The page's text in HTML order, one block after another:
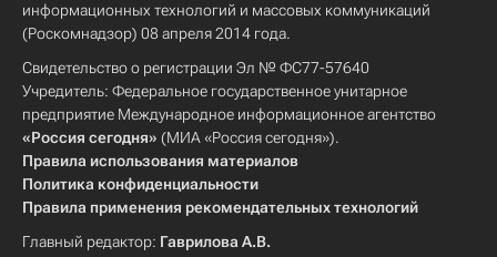
информационных технологий и массовых коммуникаций
(Роскомнадзор) 08 апреля 2014 года.
Свидетельство о регистрации Эл № ФС77-57640
Учредитель: Федеральное государственное унитарное
предприятие Международное информационное агентство
«Россия сегодня» (МИА «Россия сегодня»).
Правила использования материалов
Политика конфиденциальности
Правила применения рекомендательных технологий
Главный редактор: Гаврилова А.В.